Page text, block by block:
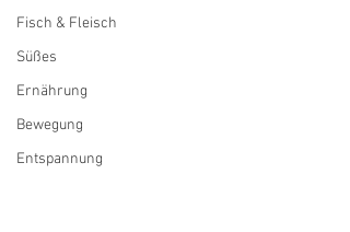
Fisch & Fleisch
Süßes
Ernährung
Bewegung
Entspannung